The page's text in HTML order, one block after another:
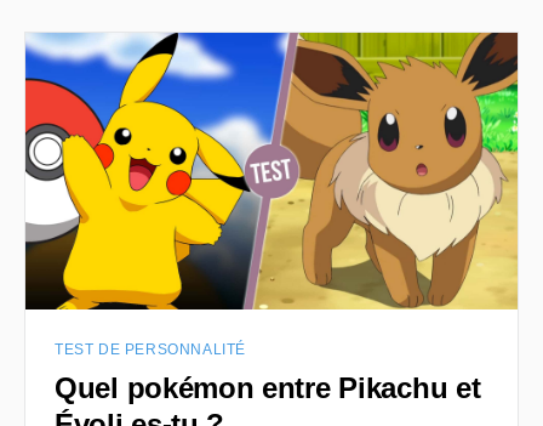
TEST DE PERSONNALITÉ
Quel pokémon entre Pikachu et